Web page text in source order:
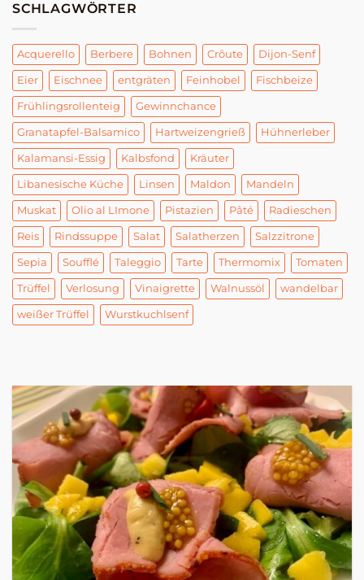
SCHLAGWÖRTER
Acquerello Berbere Bohnen Crôute Dijon-Senf
Eier Eischnee entgräten Feinhobel Fischbeize
Frühlingsrollenteig Gewinnchance
Granatapfel-Balsamico Hartweizengrieß Hühnerleber
Kalamansi-Essig Kalbsfond Kräuter
Libanesische Küche Linsen Maldon Mandeln
Muskat Olio al LImone Pistazien Pâté Radieschen
Reis Rindssuppe Salat Salatherzen Salzzitrone
Sepia Soufflé Taleggio Tarte Thermomix Tomaten
Trüffel Verlosung Vinaigrette Walnussöl wandelbar
weißer Trüffel Wurstkuchlsenf